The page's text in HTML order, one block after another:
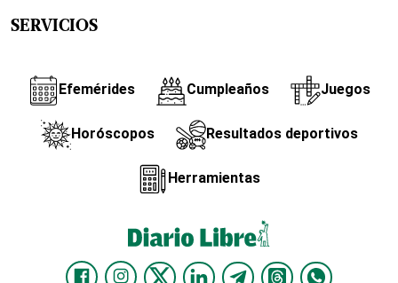
SERVICIOS
Efemérides Cumpleaños Juegos
Horóscopos Resultados deportivos
Herramientas